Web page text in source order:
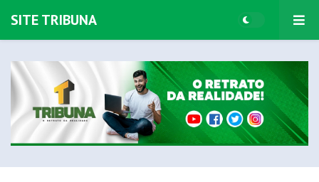
SITE TRIBUNA